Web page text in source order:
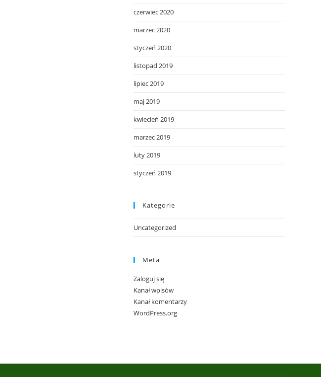
czerwiec 2020
marzec 2020
styczeń 2020
listopad 2019
lipiec 2019
maj 2019
kwiecień 2019
marzec 2019
luty 2019
styczeń 2019
Kategorie
Uncategorized
Meta
Zaloguj się
Kanał wpisów
Kanał komentarzy
WordPress.org